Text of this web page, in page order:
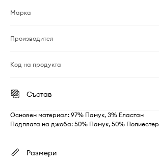
Марка
Производител
Код на продукта
Състав
Основен материал: 97% Памук, 3% Еластан
Подплата на джоба: 50% Памук, 50% Полиестер
Размери